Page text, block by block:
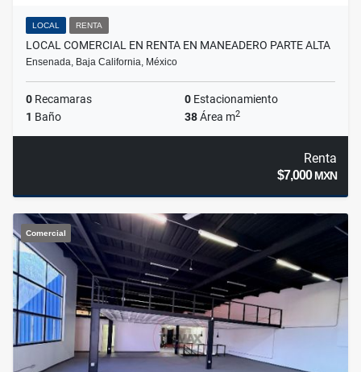
LOCAL RENTA
LOCAL COMERCIAL EN RENTA EN MANEADERO PARTE ALTA
Ensenada, Baja California, México
0 Recamaras 0 Estacionamiento
1 Baño 38Área m2
Renta
$7,000MXN
Comercial